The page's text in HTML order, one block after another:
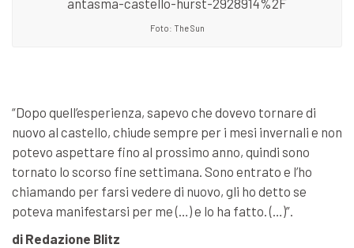
Foto: The Sun
“Dopo quell’esperienza, sapevo che dovevo tornare di
nuovo al castello, chiude sempre per i mesi invernali e non
potevo aspettare fino al prossimo anno, quindi sono
tornato lo scorso fine settimana. Sono entrato e l’ho
chiamando per farsi vedere di nuovo, gli ho detto se
poteva manifestarsi per me (…) e lo ha fatto. (…)”.
di Redazione Blitz